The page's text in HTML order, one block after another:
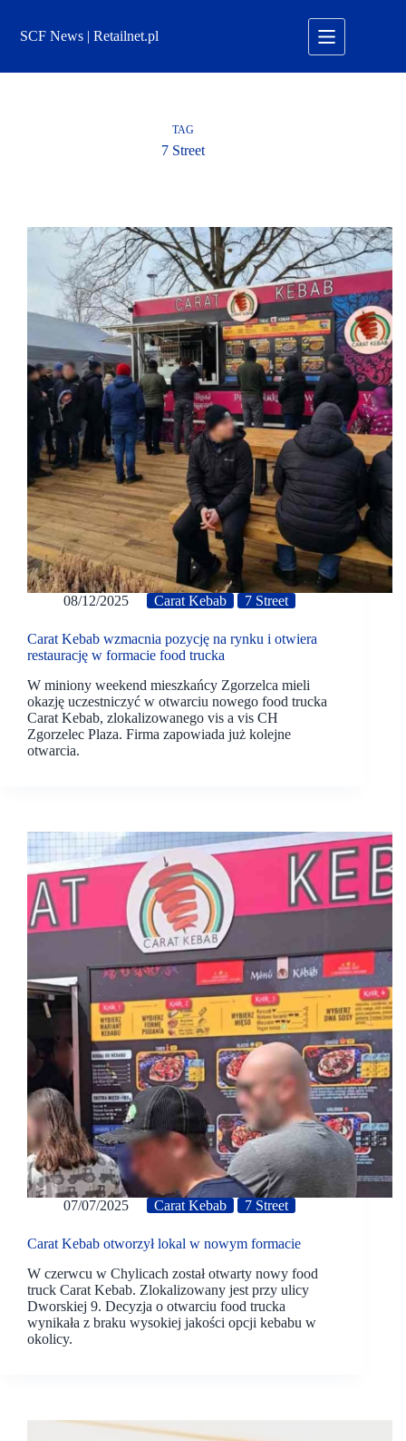
treściSCF News | Retailnet.pl
TAG
7 Street
08/12/2025 Carat Kebab 7 Street
Carat Kebab wzmacnia pozycję na rynku i otwiera
restaurację w formacie food trucka
W miniony weekend mieszkańcy Zgorzelca mieli
okazję uczestniczyć w otwarciu nowego food trucka
Carat Kebab, zlokalizowanego vis a vis CH
Zgorzelec Plaza. Firma zapowiada już kolejne
otwarcia.
07/07/2025 Carat Kebab 7 Street
Carat Kebab otworzył lokal w nowym formacie
W czerwcu w Chylicach został otwarty nowy food
truck Carat Kebab. Zlokalizowany jest przy ulicy
Dworskiej 9. Decyzja o otwarciu food trucka
wynikała z braku wysokiej jakości opcji kebabu w
okolicy.